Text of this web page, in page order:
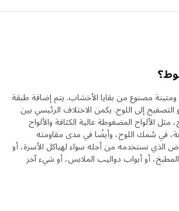
مصنوع من بقايا الأخشاب. يتم إضافة طبقة
إلى اللوح. يكمن الاختلاف الرئيسي بين
الألواح المضغوطة عالية الكثافة والألواح
سُمك اللوح، وأيضًا في مدى مقاومته
نستخدمه من أجله سواء لهياكل الأسرة، أو
أو أبواب دواليب الملابس، أو شيء آخر